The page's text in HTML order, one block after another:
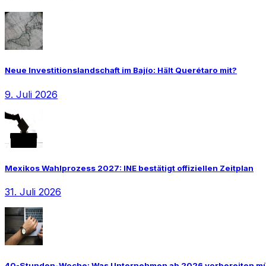
Neue Investitionslandschaft im Bajío: Hält Querétaro mit?
9. Juli 2026
Mexikos Wahlprozess 2027: INE bestätigt offiziellen Zeitplan
31. Juli 2026